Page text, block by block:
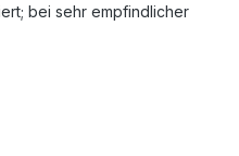
bei sehr empfindlicher